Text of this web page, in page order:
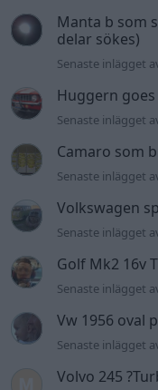
Manta b som
delar sökes)
Senaste inlägget
Huggern
Senaste inlägget
Camaro som
Senaste inlägget
Volkswagen
Senaste inlägget
Golf Mk2 16v
Senaste inlägget
Vw 1956 oval
Senaste inlägget
Volvo 245